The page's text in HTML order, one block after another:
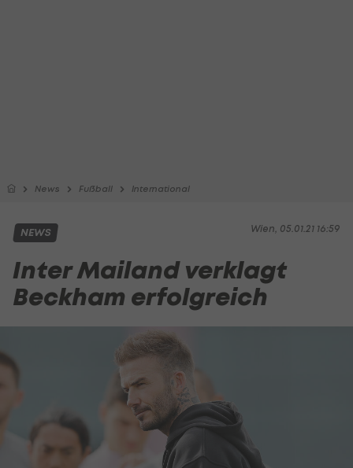
News Fußball International
Wien, 05.01.21 16:59
NEWS
Inter Mailand verklagt
Beckham erfolgreich